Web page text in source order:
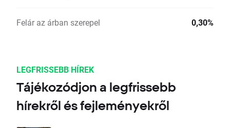
Felár az árban szerepel 0,30%
LEGFRISSEBB HÍREK
Tájékozódjon a legfrissebb
hírekről és fejleményekről